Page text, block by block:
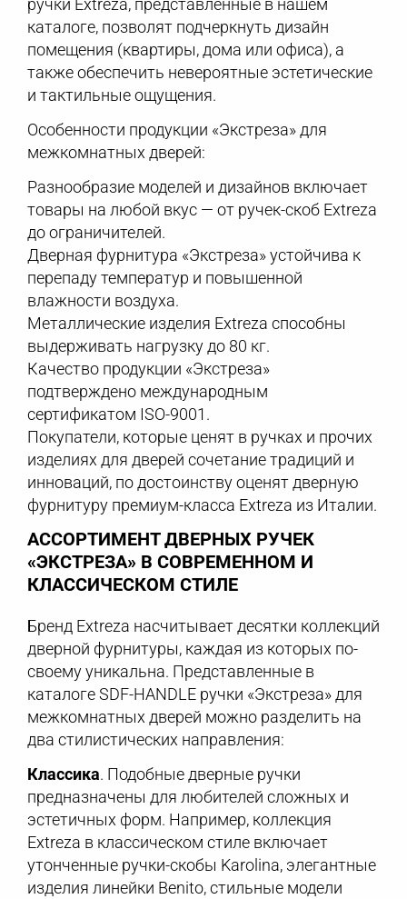
каталоге, позволят подчеркнуть дизайн
помещения (квартиры, дома или офиса), а
также обеспечить невероятные эстетические
и тактильные ощущения.
Особенности продукции «Экстреза» для
межкомнатных дверей:
Разнообразие моделей и дизайнов включает
товары на любой вкус — от ручек-скоб Extreza
до ограничителей.
Дверная фурнитура «Экстреза» устойчива к
перепаду температур и повышенной
влажности воздуха.
Металлические изделия Extreza способны
выдерживать нагрузку до 80 кг.
Качество продукции «Экстреза»
подтверждено международным
сертификатом ISO-9001.
Покупатели, которые ценят в ручках и прочих
изделиях для дверей сочетание традиций и
инноваций, по достоинству оценят дверную
фурнитуру премиум-класса Extreza из Италии.
АССОРТИМЕНТ ДВЕРНЫХ РУЧЕК
«ЭКСТРЕЗА» В СОВРЕМЕННОМ И
КЛАССИЧЕСКОМ СТИЛЕ
Бренд Extreza насчитывает десятки коллекций
дверной фурнитуры, каждая из которых по-
своему уникальна. Представленные в
каталоге SDF-HANDLE ручки «Экстреза» для
межкомнатных дверей можно разделить на
два стилистических направления:
Классика. Подобные дверные ручки
предназначены для любителей сложных и
эстетичных форм. Например, коллекция
Extreza в классическом стиле включает
утонченные ручки-скобы Karolina, элегантные
изделия линейки Benito, стильные модели